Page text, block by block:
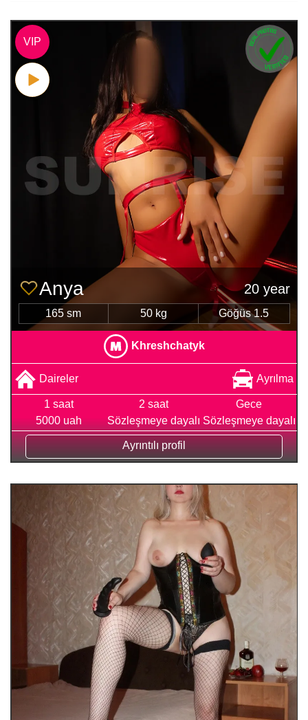
Anya 20 year
165 sm 50 kg Göğüs 1.5
Khreshchatyk
Daireler Ayrılma
1 saat
5000 uah
2 saat
Sözleşmeye dayalı
Gece
Sözleşmeye dayalı
Ayrıntılı profil
VIP